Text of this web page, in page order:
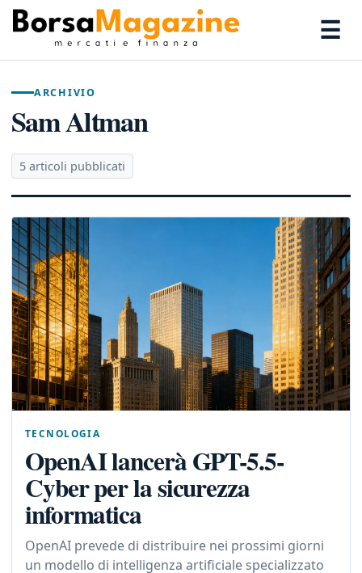
☰
ARCHIVIO
Sam Altman
5 articoli pubblicati
TECNOLOGIA
OpenAI lancerà GPT-5.5-
Cyber per la sicurezza
informatica
OpenAI prevede di distribuire nei prossimi giorni
un modello di intelligenza artificiale specializzato